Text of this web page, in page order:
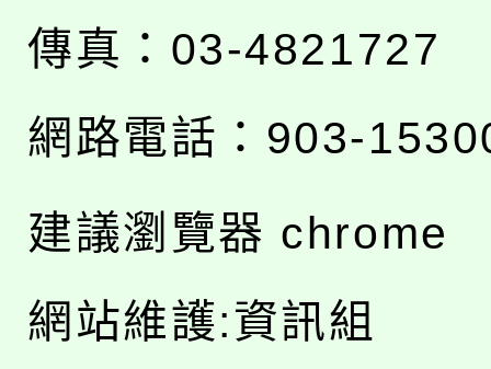
傳真：03-4821727
網路電話：903-
建議瀏覽器 chrome
網站維護:資訊組